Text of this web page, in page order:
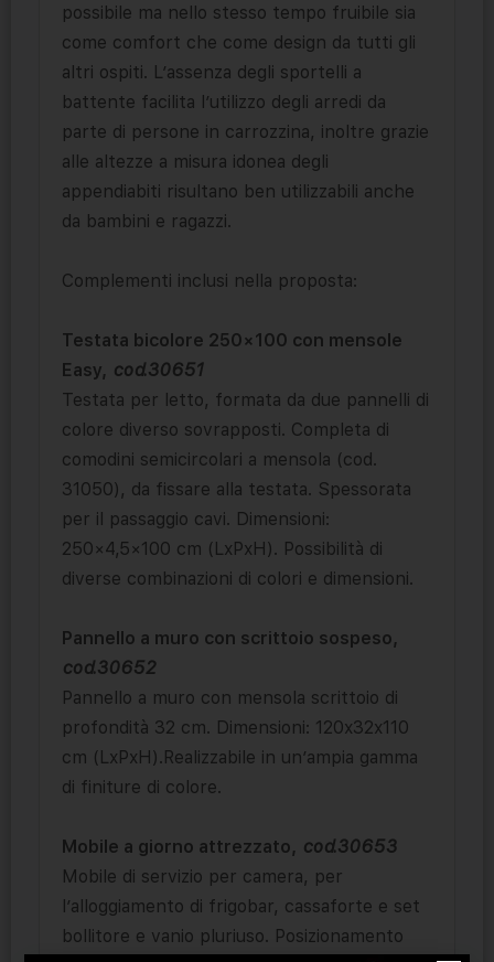
possibile ma nello stesso tempo fruibile sia
come comfort che come design da tutti gli
altri ospiti. L’assenza degli sportelli a
battente facilita l’utilizzo degli arredi da
parte di persone in carrozzina, inoltre grazie
alle altezze a misura idonea degli
appendiabiti risultano ben utilizzabili anche
da bambini e ragazzi.
Complementi inclusi nella proposta:
Testata bicolore 250×100 con mensole
Easy, cod.30651
Testata per letto, formata da due pannelli di
colore diverso sovrapposti. Completa di
comodini semicircolari a mensola (cod.
31050), da fissare alla testata. Spessorata
per il passaggio cavi. Dimensioni:
250×4,5×100 cm (LxPxH). Possibilità di
diverse combinazioni di colori e dimensioni.
Pannello a muro con scrittoio sospeso,
cod.30652
Pannello a muro con mensola scrittoio di
profondità 32 cm. Dimensioni: 120x32x110
cm (LxPxH).Realizzabile in un’ampia gamma
di finiture di colore.
Mobile a giorno attrezzato, cod.30653
Mobile di servizio per camera, per
l’alloggiamento di frigobar, cassaforte e set
bollitore e vanio pluriuso. Posizionamento